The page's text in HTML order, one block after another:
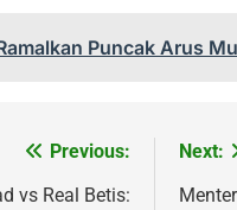
Puncak Arus
Previous:
vs Real Betis:
Next: